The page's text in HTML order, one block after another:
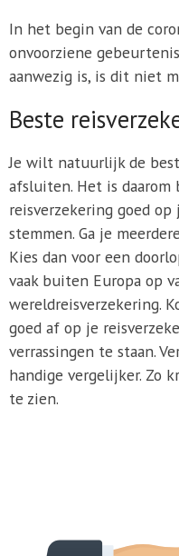
In het begin van de
onvoorziene
aanwezig is, is dit niet
Beste
Je wilt natuurlijk de
afsluiten. Het is
reisverzekering goed
stemmen. Ga je
Kies dan voor een
vaak buiten Europa op
wereldreisverzekering.
goed af op je
verrassingen te staan.
handige vergelijker. Zo
te zien.